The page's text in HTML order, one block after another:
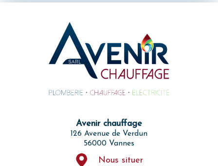
Avenir chauffage
126 Avenue de Verdun
56000 Vannes
Nous situer